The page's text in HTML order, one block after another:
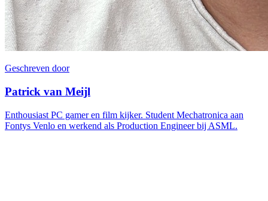
Geschreven door
Patrick van Meijl
Enthousiast PC gamer en film kijker. Student Mechatronica aan
Fontys Venlo en werkend als Production Engineer bij ASML.